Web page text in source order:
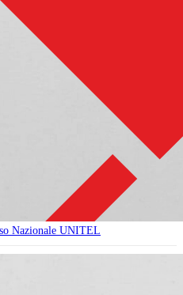
Nazionale UNITEL